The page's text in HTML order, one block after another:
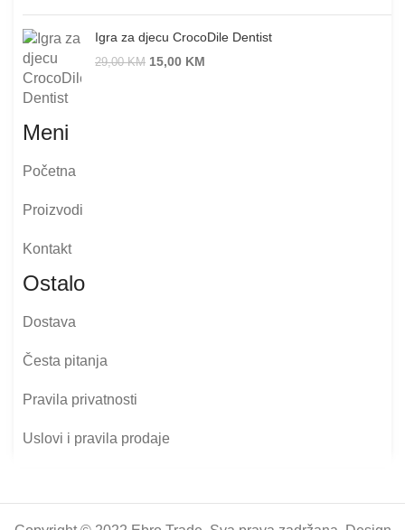
Igra za djecu CrocoDile Dentist
29,00KM 15,00 KM
Meni
Početna
Proizvodi
Kontakt
Ostalo
Dostava
Česta pitanja
Pravila privatnosti
Uslovi i pravila prodaje